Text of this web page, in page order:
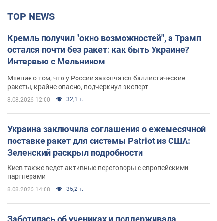
TOP NEWS
Кремль получил "окно возможностей", а Трамп
остался почти без ракет: как быть Украине?
Интервью с Мельником
Мнение о том, что у России закончатся баллистические
ракеты, крайне опасно, подчеркнул эксперт
8.08.2026 12:00 32,1 т.
Украина заключила соглашения о ежемесячной
поставке ракет для системы Patriot из США:
Зеленский раскрыл подробности
Киев также ведет активные переговоры с европейскими
партнерами
8.08.2026 14:08 35,2 т.
Заботилась об учениках и поддерживала